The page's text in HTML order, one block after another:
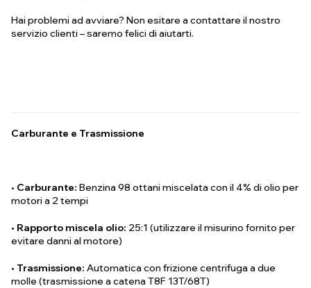
Hai problemi ad avviare? Non esitare a contattare il nostro
servizio clienti – saremo felici di aiutarti.
Carburante e Trasmissione
• Carburante: Benzina 98 ottani miscelata con il 4% di olio per
motori a 2 tempi
• Rapporto miscela olio: 25:1 (utilizzare il misurino fornito per
evitare danni al motore)
• Trasmissione: Automatica con frizione centrifuga a due
molle (trasmissione a catena T8F 13T/68T)